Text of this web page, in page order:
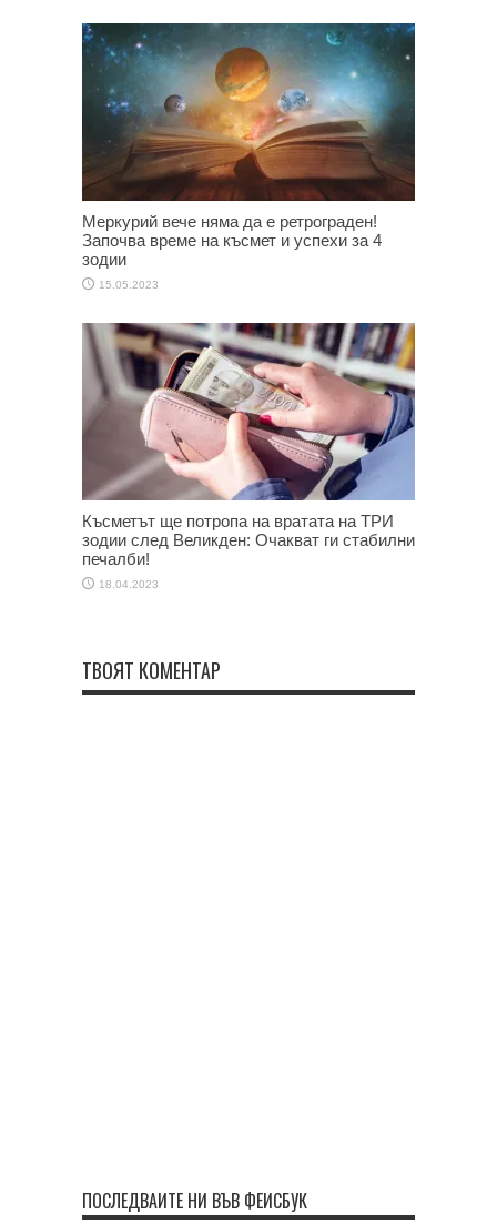
Меркурий вече няма да е ретрограден!
Започва време на късмет и успехи за 4
зодии
15.05.2023
Късметът ще потропа на вратата на ТРИ
зодии след Великден: Очакват ги стабилни
печалби!
18.04.2023
ТВОЯТ КОМЕНТАР
ПОСЛЕДВАЙТЕ НИ ВЪВ ФЕЙСБУК